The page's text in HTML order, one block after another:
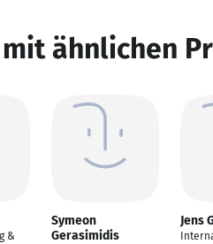
ähnlichen
&
Symeon
Gerasimidis
Jens